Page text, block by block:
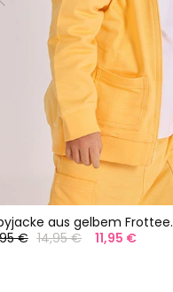
aus gelbem Frottee.
€ 14,95 € 11,95 €